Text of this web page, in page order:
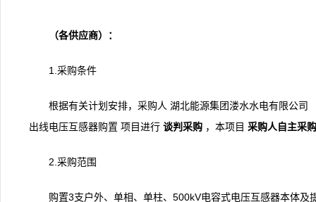
（各供应商） ：
1.采购条件
根据有关计划安排，采购人 湖北能源集团溇水水电有限公
出线电压互感器购置 项目进行 谈判采购 ，本项目 采购人自主采购
2.采购范围
购置3支户外、单相、单柱、500kV电容式电压互感器本体及